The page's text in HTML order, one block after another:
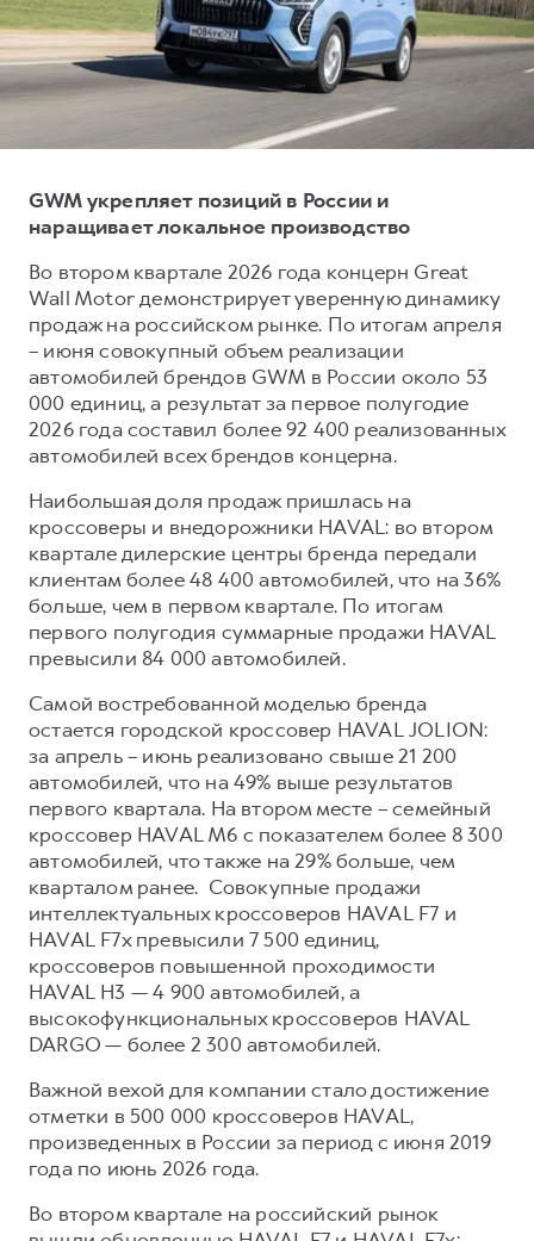
от 3 499 000 ₽
от 2 899 000 ₽ от 3 599 000 ₽
от 3 449 000 ₽
Тест-драйв
Кредитный калькулятор
Страхование
Кредит
КОРПОРАТИВНЫМ КЛИЕНТАМ
Для малого бизнеса
Корпоративным клиентам
Крупным корпоративным клиентам
Система управления автопарком GWM Fleet
Сервис для корпоративных клиентов
HAVAL Лизинг
АКСЕССУАРЫ HAVAL
Автомобильные аксессуары
Коллекция CITY
Коллекция Базовая
Коллекция Детская
СЕРВИСНОЕ ОБСЛУЖИВАНИЕ
Нулевое ТО
Программа «Помощь на дороге»
Регламенты технического обслуживания
Электронный ПТС
ПОДДЕРЖКА
GWM Безопасность
Гарантия HAVAL
Мобильное приложение GWM
Программа «HAVAL Защита+»
Руководства по эксплуатации
Подписки
АКСЕССУАРЫ HAVAL
Автомобильные аксессуары
Коллекция CITY
Коллекция Базовая
Коллекция Детская
О дилере
Наша команда
GWM укрепляет позиций в России и
наращивает локальное производство
Во втором квартале 2026 года концерн Great
Wall Motor демонстрирует уверенную динамику
продаж на российском рынке. По итогам апреля
– июня совокупный объем реализации
автомобилей брендов GWM в России около 53
000 единиц, а результат за первое полугодие
2026 года составил более 92 400 реализованных
автомобилей всех брендов концерна.
Наибольшая доля продаж пришлась на
кроссоверы и внедорожники HAVAL: во втором
квартале дилерские центры бренда передали
клиентам более 48 400 автомобилей, что на 36%
больше, чем в первом квартале. По итогам
первого полугодия суммарные продажи HAVAL
превысили 84 000 автомобилей.
Самой востребованной моделью бренда
остается городской кроссовер HAVAL JOLION:
за апрель – июнь реализовано свыше 21 200
автомобилей, что на 49% выше результатов
первого квартала. На втором месте – семейный
кроссовер HAVAL M6 с показателем более 8 300
автомобилей, что также на 29% больше, чем
кварталом ранее. Совокупные продажи
интеллектуальных кроссоверов HAVAL F7 и
HAVAL F7x превысили 7 500 единиц,
кроссоверов повышенной проходимости
HAVAL H3 — 4 900 автомобилей, а
высокофункциональных кроссоверов HAVAL
DARGO — более 2 300 автомобилей.
Важной вехой для компании стало достижение
отметки в 500 000 кроссоверов HAVAL,
произведенных в России за период с июня 2019
года по июнь 2026 года.
Во втором квартале на российский рынок